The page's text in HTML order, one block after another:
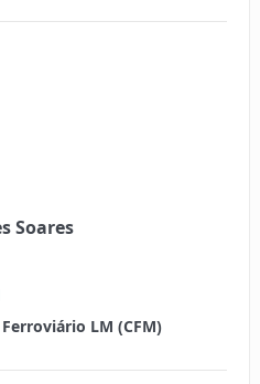
Soares
LM (CFM)